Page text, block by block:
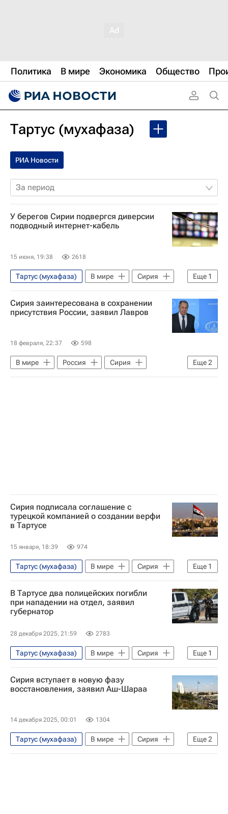
Политика В мире Экономика Общество
Тартус (мухафаза)
РИА Новости
За период
У берегов Сирии подвергся диверсии
подводный интернет-кабель
15 июня, 19:38 2618
Еще 1
Тартус (мухафаза) В мире
Сирия
Александрия
Сирия заинтересована в сохранении
присутствия России, заявил Лавров
18 февраля, 22:37 598
Еще2
В мире Россия
Сирия
Хмеймим
Сергей Лавров
Сирия подписала соглашение с
турецкой компанией о создании верфи
в Тартусе
15 января, 18:39 974
Еще 1
Тартус (мухафаза) В мире
Сирия
Турция
В Тартусе два полицейских погибли
при нападении на отдел, заявил
губернатор
28 декабря 2025, 21:59 2783
Еще 1
Тартус (мухафаза) В мире
Сирия
Хомс (город)
Сирия вступает в новую фазу
восстановления, заявил Аш-Шараа
14 декабря 2025, 00:01 1304
Еще2
Тартус (мухафаза) В мире
Сирия
Латакия (город)
Ахмед аш-Шараа